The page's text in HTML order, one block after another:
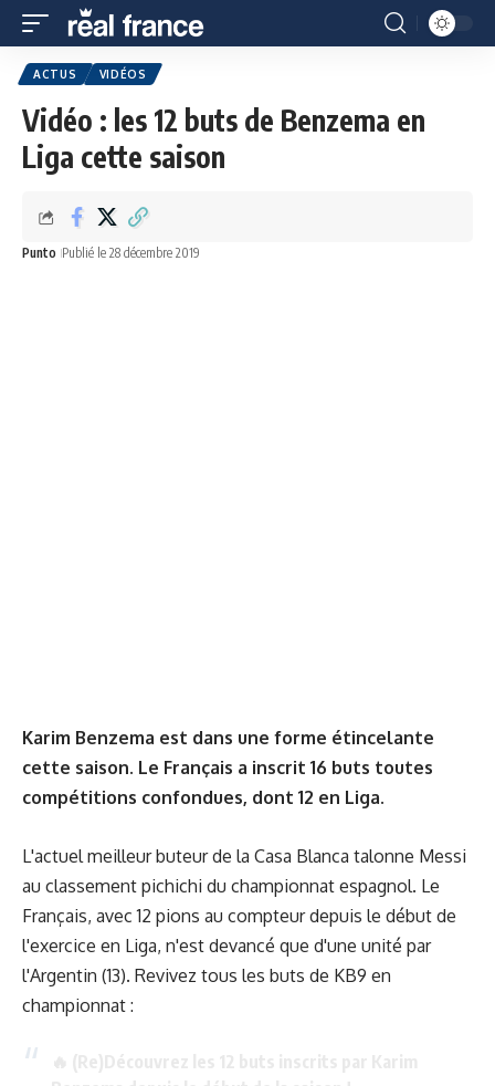
ACTUS VIDÉOS
Vidéo : les 12 buts de Benzema en
Liga cette saison
Punto Publié le 28 décembre 2019
Karim Benzema est dans une forme étincelante
cette saison. Le Français a inscrit 16 buts toutes
compétitions confondues, dont 12 en Liga.
L'actuel meilleur buteur de la Casa Blanca talonne Messi
au classement pichichi du championnat espagnol. Le
Français, avec 12 pions au compteur depuis le début de
l'exercice en Liga, n'est devancé que d'une unité par
l'Argentin (13). Revivez tous les buts de KB9 en
championnat :